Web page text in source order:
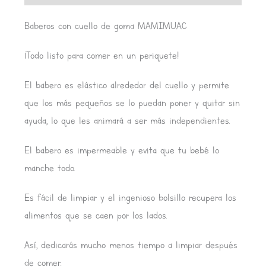
Baberos con cuello de goma MAMIMUAC
¡Todo listo para comer en un periquete!
El babero es elástico alrededor del cuello y permite
que los más pequeños se lo puedan poner y quitar sin
ayuda, lo que les animará a ser más independientes.
El babero es impermeable y evita que tu bebé lo
manche todo.
Es fácil de limpiar y el ingenioso bolsillo recupera los
alimentos que se caen por los lados.
Así, dedicarás mucho menos tiempo a limpiar después
de comer.